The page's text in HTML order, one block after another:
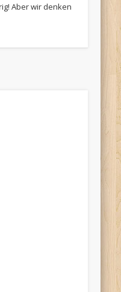
Aber wir denken